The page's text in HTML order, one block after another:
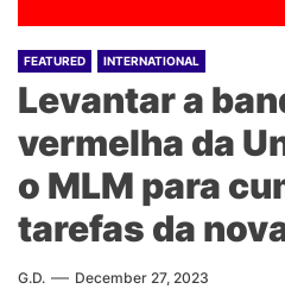
FEATURED INTERNATIONAL
Levantar a
vermelha da
o MLM para
tarefas da
G.D. December 27, 2023